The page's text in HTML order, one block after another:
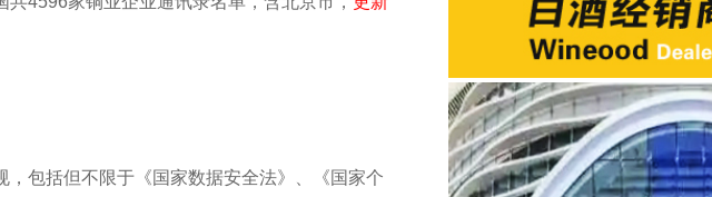
包括但不限于《国家数据安全法》、《国家个